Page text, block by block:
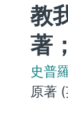
教
著
史普
原著 (